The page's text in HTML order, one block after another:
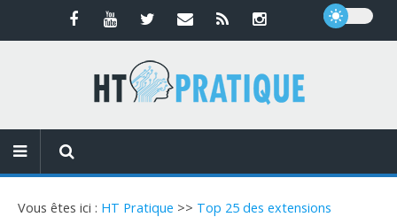
Vous êtes ici : HT Pratique >> Top 25 des extensions